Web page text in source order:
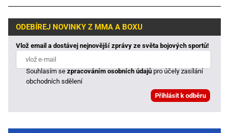
ODEBÍREJ NOVINKY Z MMA A BOXU
Vlož email a dostávej nejnovější zprávy ze světa bojových sportů!
Souhlasím sezpracováním osobních údajůpro účely zasílání
obchodních sdělení